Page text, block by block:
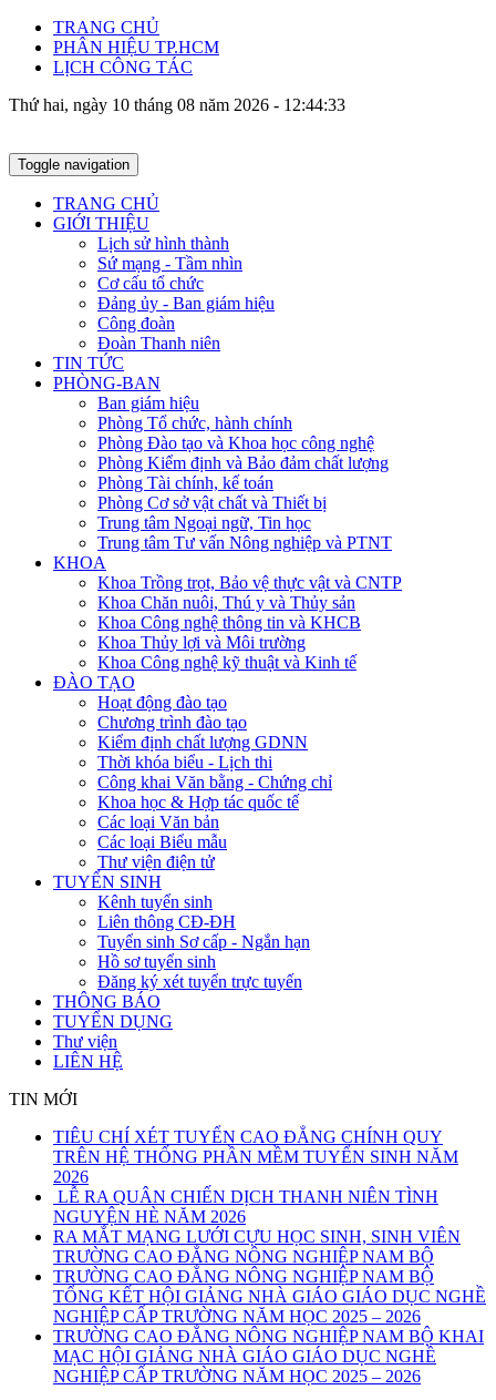
TRANG CHỦ
PHÂN HIỆU TP.HCM
LỊCH CÔNG TÁC
Thứ hai, ngày 10 tháng 08 năm 2026 - 12:44:33
Toggle navigation
TRANG CHỦ
GIỚI THIỆU
Lịch sử hình thành
Sứ mạng - Tầm nhìn
Cơ cấu tổ chức
Đảng ủy - Ban giám hiệu
Công đoàn
Đoàn Thanh niên
TIN TỨC
PHÒNG-BAN
Ban giám hiệu
Phòng Tổ chức, hành chính
Phòng Đào tạo và Khoa học công nghệ
Phòng Kiểm định và Bảo đảm chất lượng
Phòng Tài chính, kế toán
Phòng Cơ sở vật chất và Thiết bị
Trung tâm Ngoại ngữ, Tin học
Trung tâm Tư vấn Nông nghiệp và PTNT
KHOA
Khoa Trồng trọt, Bảo vệ thực vật và CNTP
Khoa Chăn nuôi, Thú y và Thủy sản
Khoa Công nghệ thông tin và KHCB
Khoa Thủy lợi và Môi trường
Khoa Công nghệ kỹ thuật và Kinh tế
ĐÀO TẠO
Hoạt động đào tạo
Chương trình đào tạo
Kiểm định chất lượng GDNN
Thời khóa biểu - Lịch thi
Công khai Văn bằng - Chứng chỉ
Khoa học & Hợp tác quốc tế
Các loại Văn bản
Các loại Biểu mẫu
Thư viện điện tử
TUYỂN SINH
Kênh tuyển sinh
Liên thông CĐ-ĐH
Tuyển sinh Sơ cấp - Ngắn hạn
Hồ sơ tuyển sinh
Đăng ký xét tuyển trực tuyến
THÔNG BÁO
TUYỂN DỤNG
Thư viện
LIÊN HỆ
TIN MỚI
TIÊU CHÍ XÉT TUYỂN CAO ĐẲNG CHÍNH QUY
TRÊN HỆ THỐNG PHẦN MỀM TUYỂN SINH NĂM
2026
LỄ RA QUÂN CHIẾN DỊCH THANH NIÊN TÌNH
NGUYỆN HÈ NĂM 2026
RA MẮT MẠNG LƯỚI CỰU HỌC SINH, SINH VIÊN
TRƯỜNG CAO ĐẲNG NÔNG NGHIỆP NAM BỘ
TRƯỜNG CAO ĐẲNG NÔNG NGHIỆP NAM BỘ
TỔNG KẾT HỘI GIẢNG NHÀ GIÁO GIÁO DỤC NGHỀ
NGHIỆP CẤP TRƯỜNG NĂM HỌC 2025 – 2026
TRƯỜNG CAO ĐẲNG NÔNG NGHIỆP NAM BỘ KHAI
MẠC HỘI GIẢNG NHÀ GIÁO GIÁO DỤC NGHỀ
NGHIỆP CẤP TRƯỜNG NĂM HỌC 2025 – 2026